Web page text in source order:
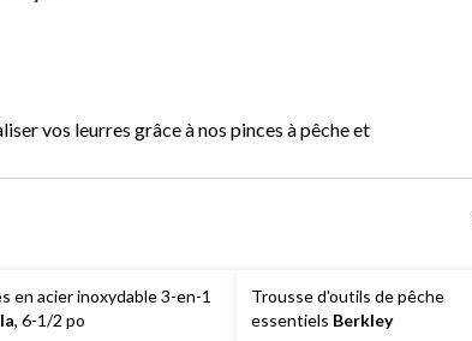
vos leurres grâce à nos pinces à pêche et
en acier inoxydable 3-en-1
, 6-1/2 po
Trousse d'outils de pêche
essentiels Berkley